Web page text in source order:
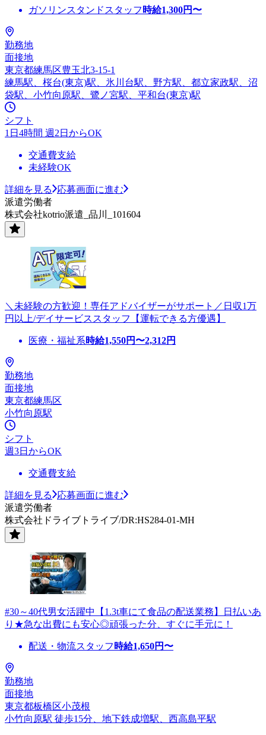
ガソリンスタンドスタッフ 時給1,300円〜
勤務地
面接地
東京都練馬区豊玉北3-15-1
練馬駅、桜台(東京)駅、氷川台駅、野方駅、都立家政駅、沼
袋駅、小竹向原駅、鷺ノ宮駅、平和台(東京)駅
シフト
1日4時間 週2日からOK
交通費支給
未経験OK
詳細を見る
応募画面に進む
派遣労働者
株式会社kotrio派遣_品川_101604
＼未経験の方歓迎！専任アドバイザーがサポート／日収1万
円以上/デイサービススタッフ【運転できる方優遇】
医療・福祉系時給1,550円〜2,312円
勤務地
面接地
東京都練馬区
小竹向原駅
シフト
週3日からOK
交通費支給
詳細を見る
応募画面に進む
派遣労働者
株式会社ドライブトライブ/DR:HS284-01-MH
#30～40代男女活躍中【1.3t車にて食品の配送業務】日払いあ
り★急な出費にも安心◎頑張った分、すぐに手元に！
配送・物流スタッフ 時給1,650円〜
勤務地
面接地
東京都板橋区小茂根
小竹向原駅 徒歩15分、地下鉄成増駅、西高島平駅